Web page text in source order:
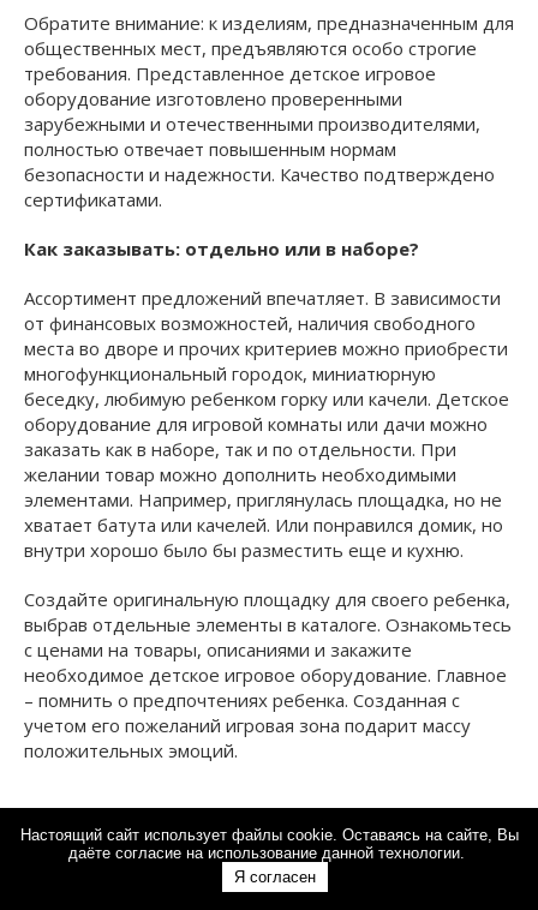
Обратите внимание: к изделиям, предназначенным для
общественных мест, предъявляются особо строгие
требования. Представленное детское игровое
оборудование изготовлено проверенными
зарубежными и отечественными производителями,
полностью отвечает повышенным нормам
безопасности и надежности. Качество подтверждено
сертификатами.
Как заказывать: отдельно или в наборе?
Ассортимент предложений впечатляет. В зависимости
от финансовых возможностей, наличия свободного
места во дворе и прочих критериев можно приобрести
многофункциональный городок, миниатюрную
беседку, любимую ребенком горку или качели. Детское
оборудование для игровой комнаты или дачи можно
заказать как в наборе, так и по отдельности. При
желании товар можно дополнить необходимыми
элементами. Например, приглянулась площадка, но не
хватает батута или качелей. Или понравился домик, но
внутри хорошо было бы разместить еще и кухню.
Создайте оригинальную площадку для своего ребенка,
выбрав отдельные элементы в каталоге. Ознакомьтесь
с ценами на товары, описаниями и закажите
необходимое детское игровое оборудование. Главное
– помнить о предпочтениях ребенка. Созданная с
учетом его пожеланий игровая зона подарит массу
положительных эмоций.
Настоящий сайт использует файлы cookie. Оставаясь на сайте, Вы
даёте согласие на использование данной технологии.
Я согласенВопросы и ответы